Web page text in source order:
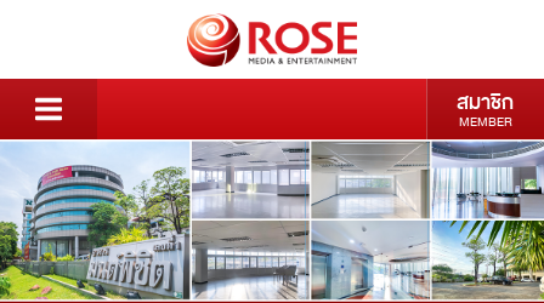
สมาชิก
MEMBER